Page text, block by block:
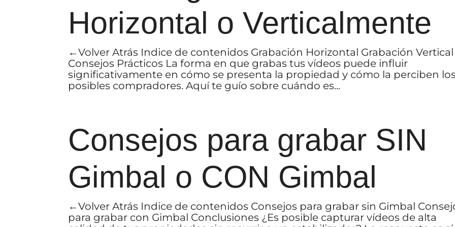
Horizontal o Verticalmente
←Volver Atrás Indice de contenidos Grabación Horizontal Grabación Vertical
Consejos Prácticos La forma en que grabas tus vídeos puede influir
significativamente en cómo se presenta la propiedad y cómo la perciben
posibles compradores. Aquí te guío sobre cuándo es...
Consejos para grabar SIN
Gimbal o CON Gimbal
←Volver Atrás Indice de contenidos Consejos para grabar sin Gimbal
para grabar con Gimbal Conclusiones ¿Es posible capturar vídeos de alta